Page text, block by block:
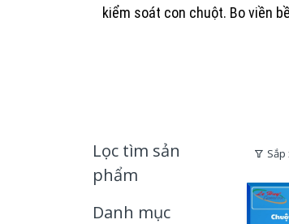
kiểm soát con chuột. Bo viền
Lọc tìm sản
phẩm
Danh mục